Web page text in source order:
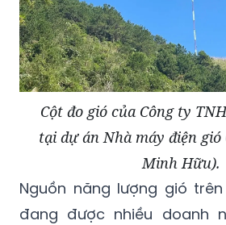
Cột đo gió của Công ty
tại dự án Nhà máy điện gió
Minh Hữu).
Nguồn năng lượng gió
đang được nhiều doanh